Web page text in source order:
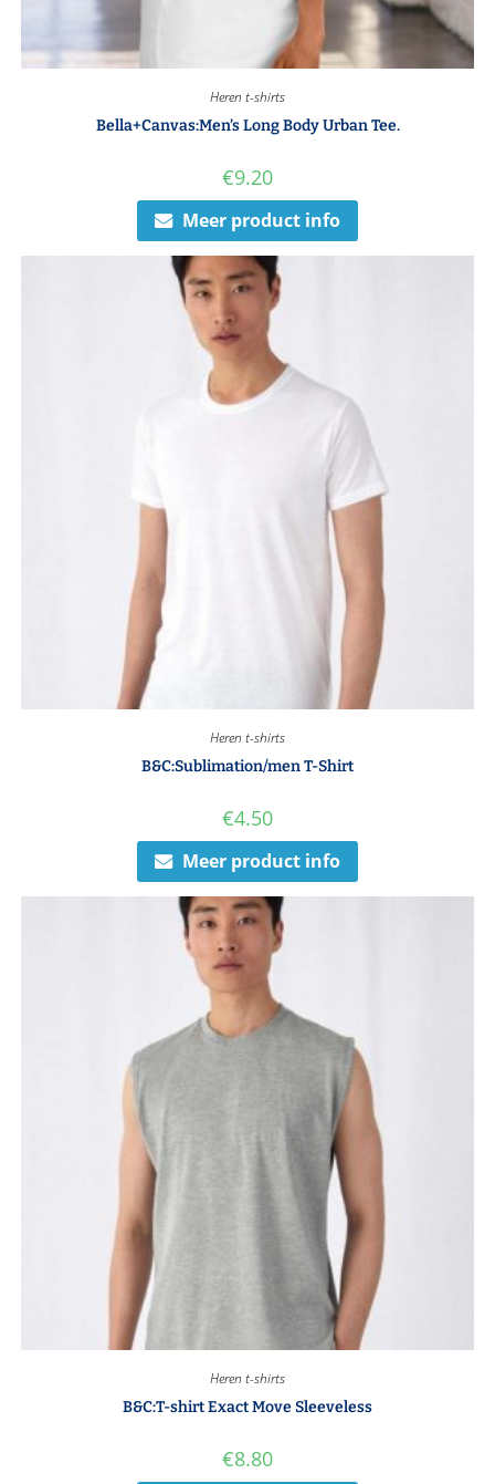
Heren t-shirts
Bella+Canvas:Men’s Long Body Urban Tee.
€9.20
Meer product info
Heren t-shirts
B&C:Sublimation/men T-Shirt
€4.50
Meer product info
Heren t-shirts
B&C:T-shirt Exact Move Sleeveless
€8.80